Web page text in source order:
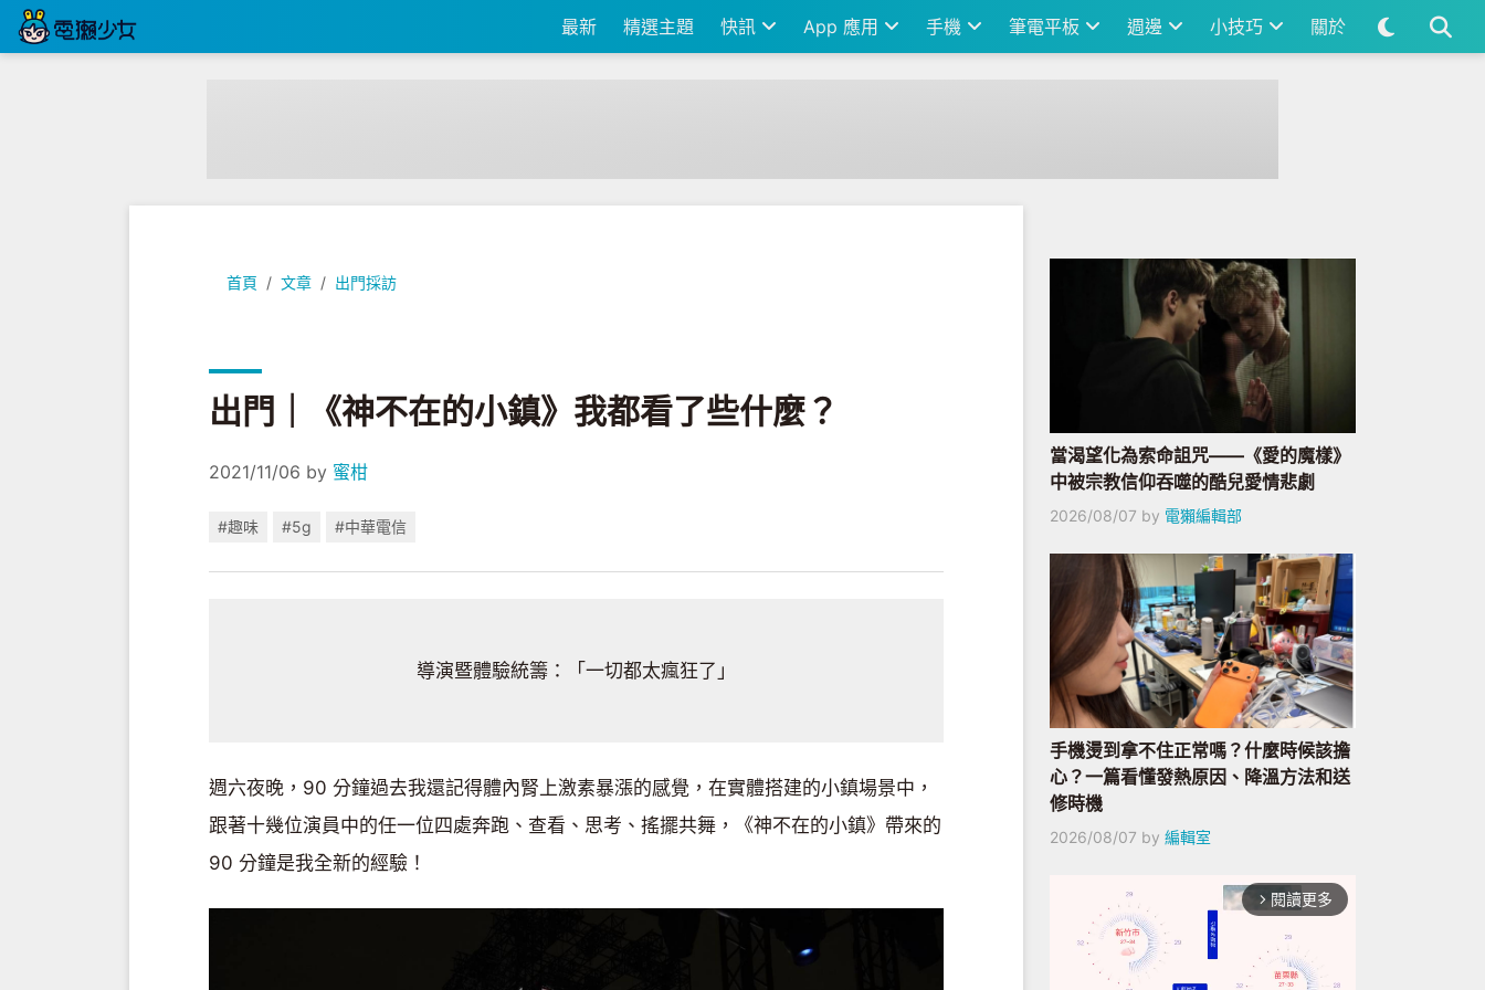
最新 精選主題 快訊 App 應用 手機 筆電平板 週邊 小技巧 關於
首頁 文章 出門採訪
出門｜《神不在的小鎮》我都看了些什麼？
出門｜《神不在的小鎮》我都看了些什麼？
2021/11/06 by 蜜柑
#趣味 #5g #中華電信
導演暨體驗統籌：「一切都太瘋狂了」
週六夜晚，90 分鐘過去我還記得體內腎上激素暴漲的感覺，在實體搭建的小鎮場景中，
跟著十幾位演員中的任一位四處奔跑、查看、思考、搖擺共舞，《神不在的小鎮》帶來的
90 分鐘是我全新的經驗！
當渴望化為索命詛咒——《愛的魔樣》
中被宗教信仰吞噬的酷兒愛情悲劇
2026/08/07 by 電獺編輯部
手機燙到拿不住正常嗎？什麼時候該擔
心？一篇看懂發熱原因、降溫方法和送
修時機
2026/08/07 by 編輯室
arrow_forward_ios 閱讀更多